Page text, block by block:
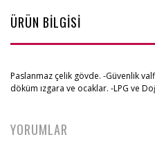
ÜRÜN BİLGİSİ
Paslanmaz çelik gövde. -Güvenlik
döküm ızgara ve ocaklar. -LPG ve
YORUMLAR